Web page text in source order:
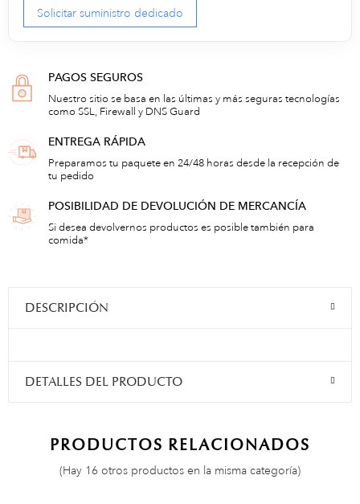
Solicitar suministro dedicado
PAGOS SEGUROS
Nuestro sitio se basa en las últimas y más seguras tecnologías
como SSL, Firewall y DNS Guard
ENTREGA RÁPIDA
Preparamos tu paquete en 24/48 horas desde la recepción de
tu pedido
POSIBILIDAD DE DEVOLUCIÓN DE MERCANCÍA
Si desea devolvernos productos es posible también para
comida*
DESCRIPCIÓN
DETALLES DEL PRODUCTO
PRODUCTOS RELACIONADOS
(Hay 16 otros productos en la misma categoría)